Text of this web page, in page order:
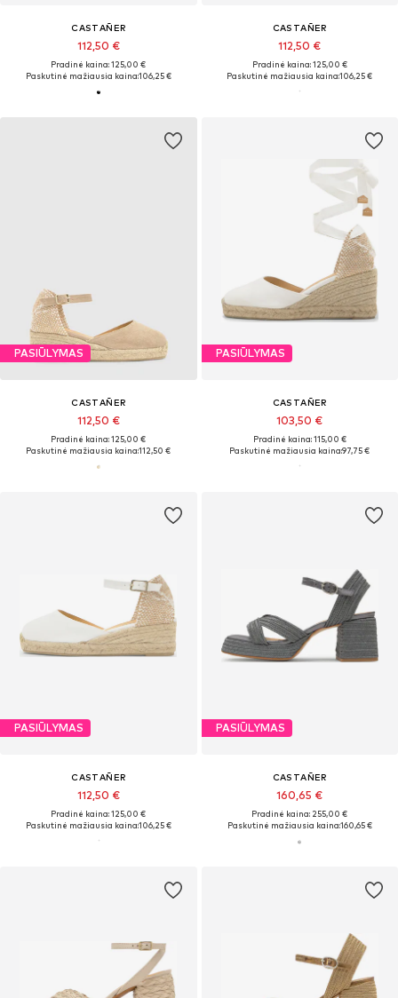
CASTAÑER
112,50 €
Pradinė kaina: 125,00 €
Paskutinė mažiausia kaina:106,25 €
CASTAÑER
112,50 €
Pradinė kaina: 125,00 €
Paskutinė mažiausia kaina:106,25 €
PASIŪLYMAS
CASTAÑER
112,50 €
Pradinė kaina: 125,00 €
Paskutinė mažiausia kaina:112,50 €
PASIŪLYMAS
CASTAÑER
103,50 €
Pradinė kaina: 115,00 €
Paskutinė mažiausia kaina:97,75 €
PASIŪLYMAS
CASTAÑER
112,50 €
Pradinė kaina: 125,00 €
Paskutinė mažiausia kaina:106,25 €
PASIŪLYMAS
CASTAÑER
160,65 €
Pradinė kaina: 255,00 €
Paskutinė mažiausia kaina:160,65 €